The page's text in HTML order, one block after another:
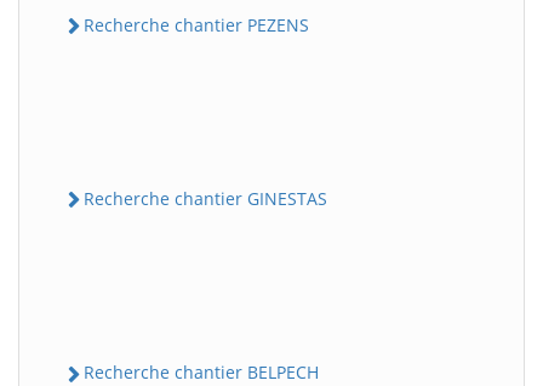
Recherche chantier PEZENS
Recherche chantier GINESTAS
Recherche chantier BELPECH